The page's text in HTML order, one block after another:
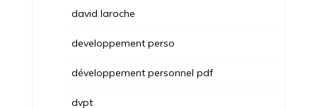
david laroche
developpement perso
développement personnel pdf
dvpt